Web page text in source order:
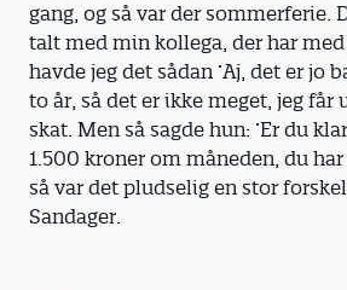
gang, og så var der sommerferie.
talt med min kollega, der har
havde jeg det sådan ’Aj, det er jo
to år, så det er ikke meget, jeg får
skat. Men så sagde hun: ’Er du
1.500 kroner om måneden, du har
så var det pludselig en stor
Sandager.